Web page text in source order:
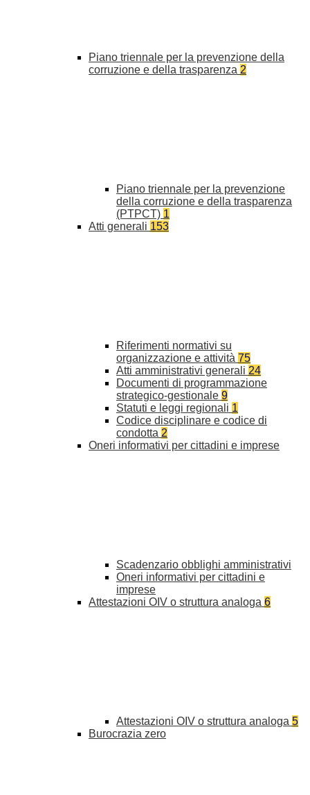
Piano triennale per la prevenzione della
corruzione e della trasparenza 2
Piano triennale per la prevenzione
della corruzione e della trasparenza
(PTPCT) 1
Atti generali 153
Riferimenti normativi su
organizzazione e attività 75
Atti amministrativi generali 24
Documenti di programmazione
strategico-gestionale 9
Statuti e leggi regionali 1
Codice disciplinare e codice di
condotta 2
Oneri informativi per cittadini e imprese
Scadenzario obblighi amministrativi
Oneri informativi per cittadini e
imprese
Attestazioni OIV o struttura analoga 6
Attestazioni OIV o struttura analoga 5
Burocrazia zero